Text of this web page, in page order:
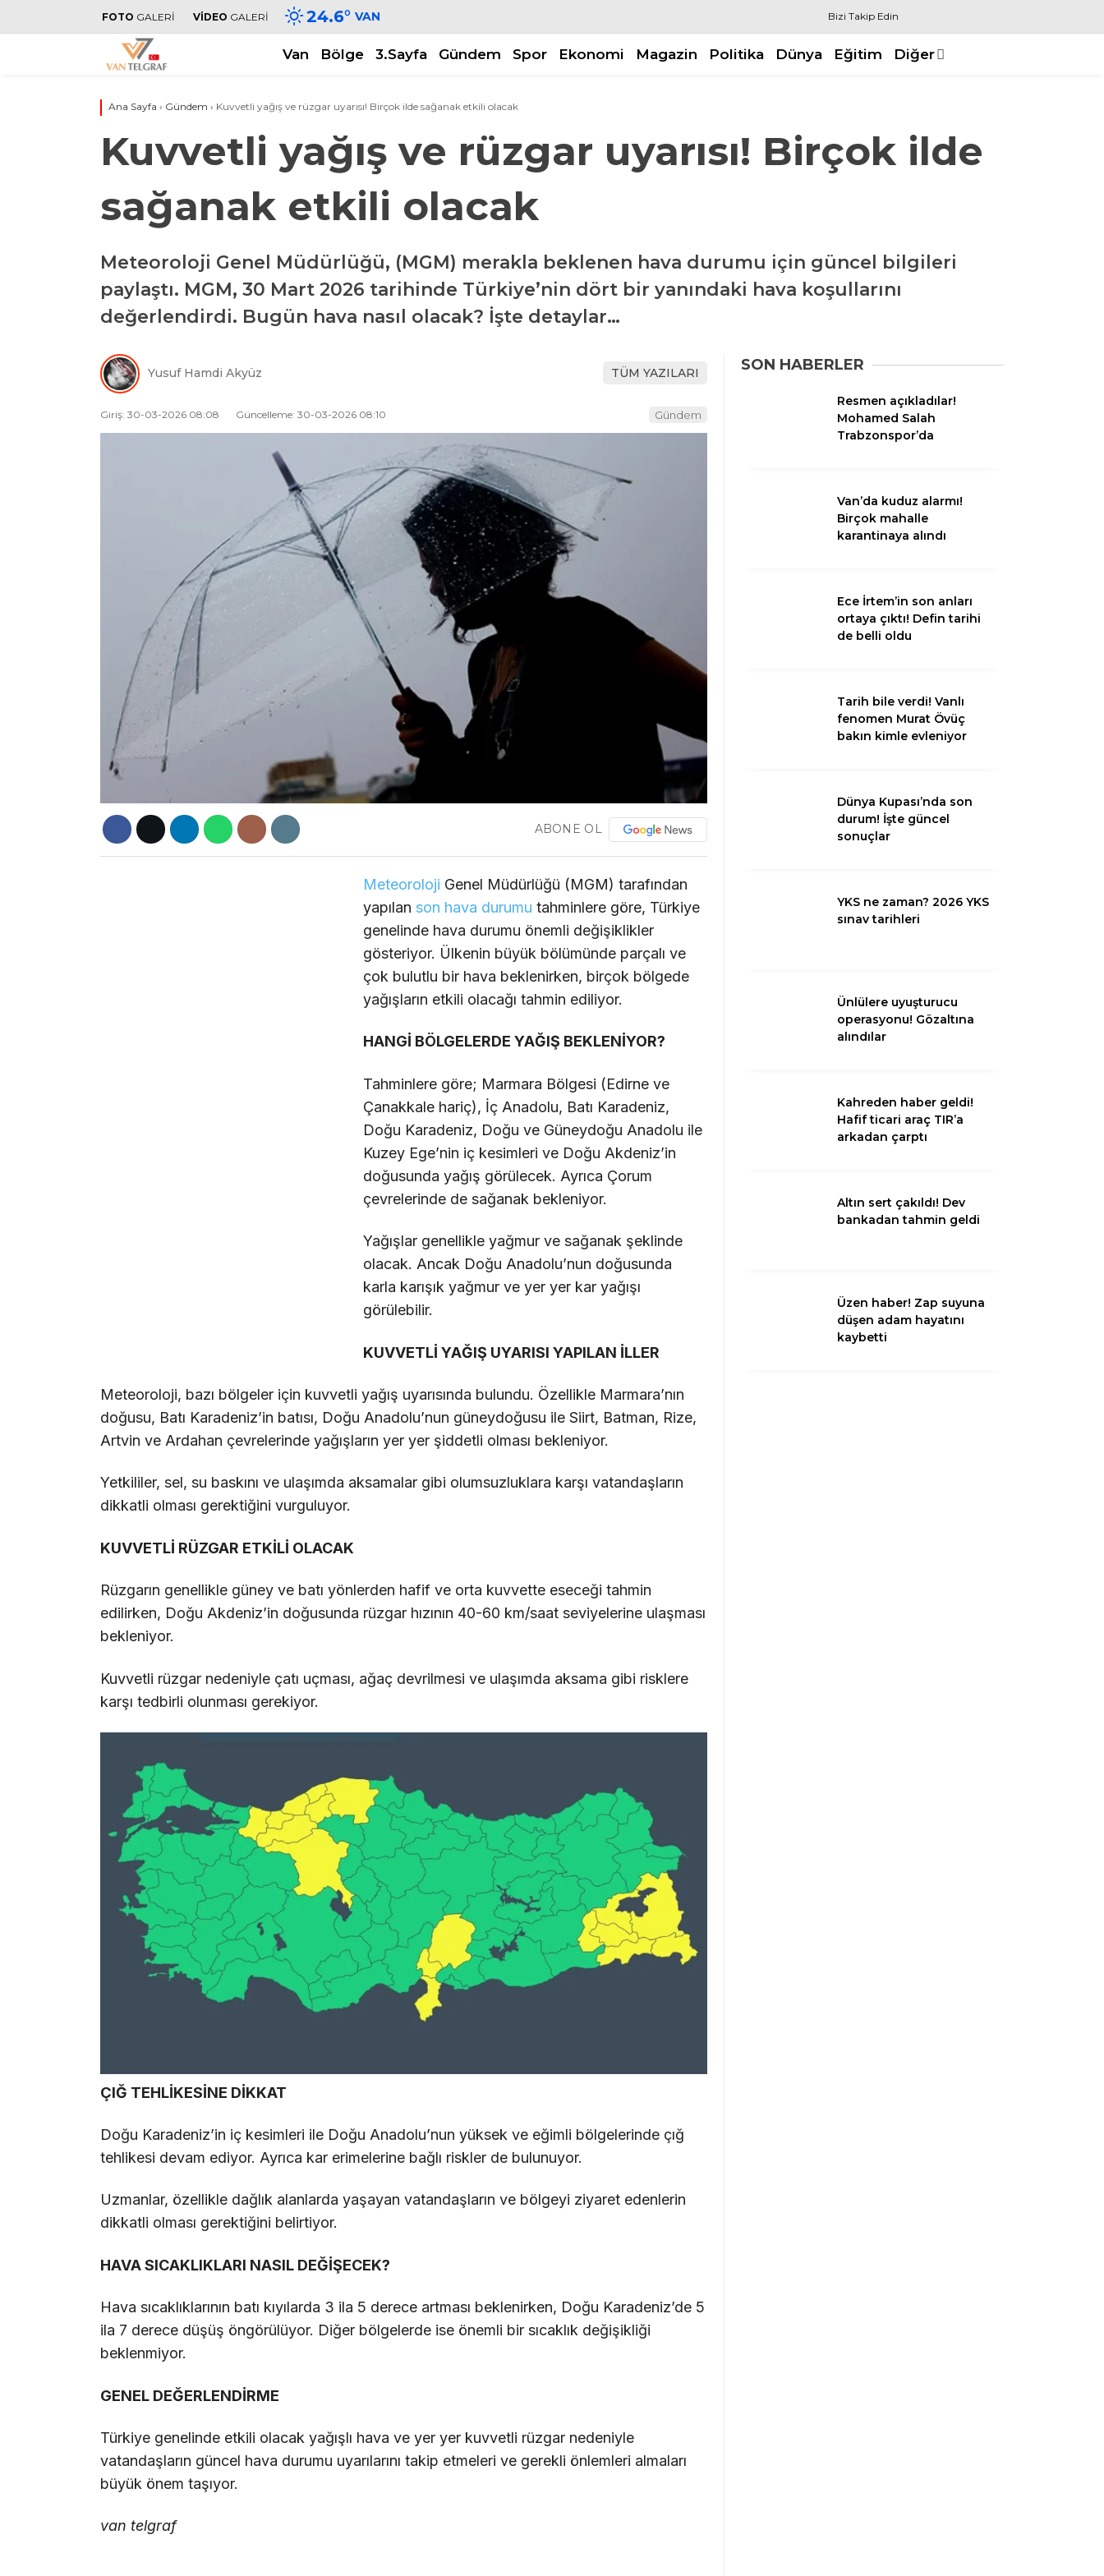
Van
Bölge
Gündem
Spor
Magazin
Eğitim
Diğer
LinkedIn
FOTO GALERİ VİDEO GALERİ 24.6° VAN Bizi Takip Edin
Van Bölge 3.Sayfa Gündem Spor Ekonomi Magazin Politika Dünya Eğitim Diğer
Ana Sayfa › Gündem › Kuvvetli yağış ve rüzgar uyarısı! Birçok ilde sağanak etkili olacak
Kuvvetli yağış ve rüzgar uyarısı! Birçok ilde
sağanak etkili olacak
Meteoroloji Genel Müdürlüğü, (MGM) merakla beklenen hava durumu için güncel bilgileri
paylaştı. MGM, 30 Mart 2026 tarihinde Türkiye’nin dört bir yanındaki hava koşullarını
değerlendirdi. Bugün hava nasıl olacak? İşte detaylar…
Yusuf Hamdi Akyüz TÜM YAZILARI
Giriş: 30-03-2026 08:08 Güncelleme: 30-03-2026 08:10 Gündem
ABONE OL
Meteoroloji Genel Müdürlüğü (MGM) tarafından
yapılan son hava durumu tahminlere göre, Türkiye
genelinde hava durumu önemli değişiklikler
gösteriyor. Ülkenin büyük bölümünde parçalı ve
çok bulutlu bir hava beklenirken, birçok bölgede
yağışların etkili olacağı tahmin ediliyor.
HANGİ BÖLGELERDE YAĞIŞ BEKLENİYOR?
Tahminlere göre; Marmara Bölgesi (Edirne ve
Çanakkale hariç), İç Anadolu, Batı Karadeniz,
Doğu Karadeniz, Doğu ve Güneydoğu Anadolu ile
Kuzey Ege’nin iç kesimleri ve Doğu Akdeniz’in
doğusunda yağış görülecek. Ayrıca Çorum
çevrelerinde de sağanak bekleniyor.
Yağışlar genellikle yağmur ve sağanak şeklinde
olacak. Ancak Doğu Anadolu’nun doğusunda
karla karışık yağmur ve yer yer kar yağışı
görülebilir.
KUVVETLİ YAĞIŞ UYARISI YAPILAN İLLER
Meteoroloji, bazı bölgeler için kuvvetli yağış uyarısında bulundu. Özellikle Marmara’nın
doğusu, Batı Karadeniz’in batısı, Doğu Anadolu’nun güneydoğusu ile Siirt, Batman, Rize,
Artvin ve Ardahan çevrelerinde yağışların yer yer şiddetli olması bekleniyor.
Yetkililer, sel, su baskını ve ulaşımda aksamalar gibi olumsuzluklara karşı vatandaşların
dikkatli olması gerektiğini vurguluyor.
KUVVETLİ RÜZGAR ETKİLİ OLACAK
Rüzgarın genellikle güney ve batı yönlerden hafif ve orta kuvvette eseceği tahmin
edilirken, Doğu Akdeniz’in doğusunda rüzgar hızının 40-60 km/saat seviyelerine ulaşması
bekleniyor.
Kuvvetli rüzgar nedeniyle çatı uçması, ağaç devrilmesi ve ulaşımda aksama gibi risklere
karşı tedbirli olunması gerekiyor.
ÇIĞ TEHLİKESİNE DİKKAT
Doğu Karadeniz’in iç kesimleri ile Doğu Anadolu’nun yüksek ve eğimli bölgelerinde çığ
tehlikesi devam ediyor. Ayrıca kar erimelerine bağlı riskler de bulunuyor.
Uzmanlar, özellikle dağlık alanlarda yaşayan vatandaşların ve bölgeyi ziyaret edenlerin
dikkatli olması gerektiğini belirtiyor.
HAVA SICAKLIKLARI NASIL DEĞİŞECEK?
Hava sıcaklıklarının batı kıyılarda 3 ila 5 derece artması beklenirken, Doğu Karadeniz’de 5
ila 7 derece düşüş öngörülüyor. Diğer bölgelerde ise önemli bir sıcaklık değişikliği
beklenmiyor.
GENEL DEĞERLENDİRME
Türkiye genelinde etkili olacak yağışlı hava ve yer yer kuvvetli rüzgar nedeniyle
vatandaşların güncel hava durumu uyarılarını takip etmeleri ve gerekli önlemleri almaları
büyük önem taşıyor.
van telgraf
SON HABERLER
Resmen açıkladılar!
Mohamed Salah
Trabzonspor’da
Van’da kuduz alarmı!
Birçok mahalle
karantinaya alındı
Ece İrtem’in son anları
ortaya çıktı! Defin tarihi
de belli oldu
Tarih bile verdi! Vanlı
fenomen Murat Övüç
bakın kimle evleniyor
Dünya Kupası’nda son
durum! İşte güncel
sonuçlar
YKS ne zaman? 2026 YKS
sınav tarihleri
Ünlülere uyuşturucu
operasyonu! Gözaltına
alındılar
Kahreden haber geldi!
Hafif ticari araç TIR’a
arkadan çarptı
Altın sert çakıldı! Dev
bankadan tahmin geldi
Üzen haber! Zap suyuna
düşen adam hayatını
kaybetti